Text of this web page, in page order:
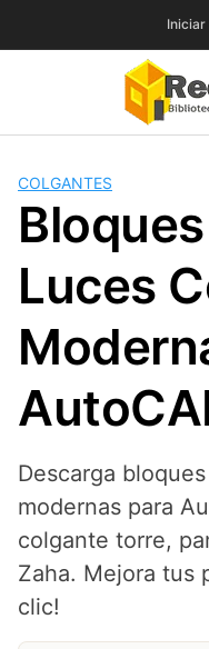
Iniciar
COLGANTES
Luces
Descarga
modernas para
colgante torre,
Zaha. Mejora tus
clic!